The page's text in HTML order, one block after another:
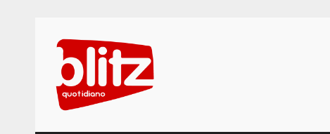
content